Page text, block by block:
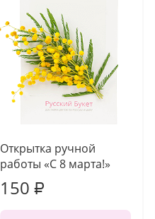
Открытка ручной
работы «С 8 марта!»
150 ₽